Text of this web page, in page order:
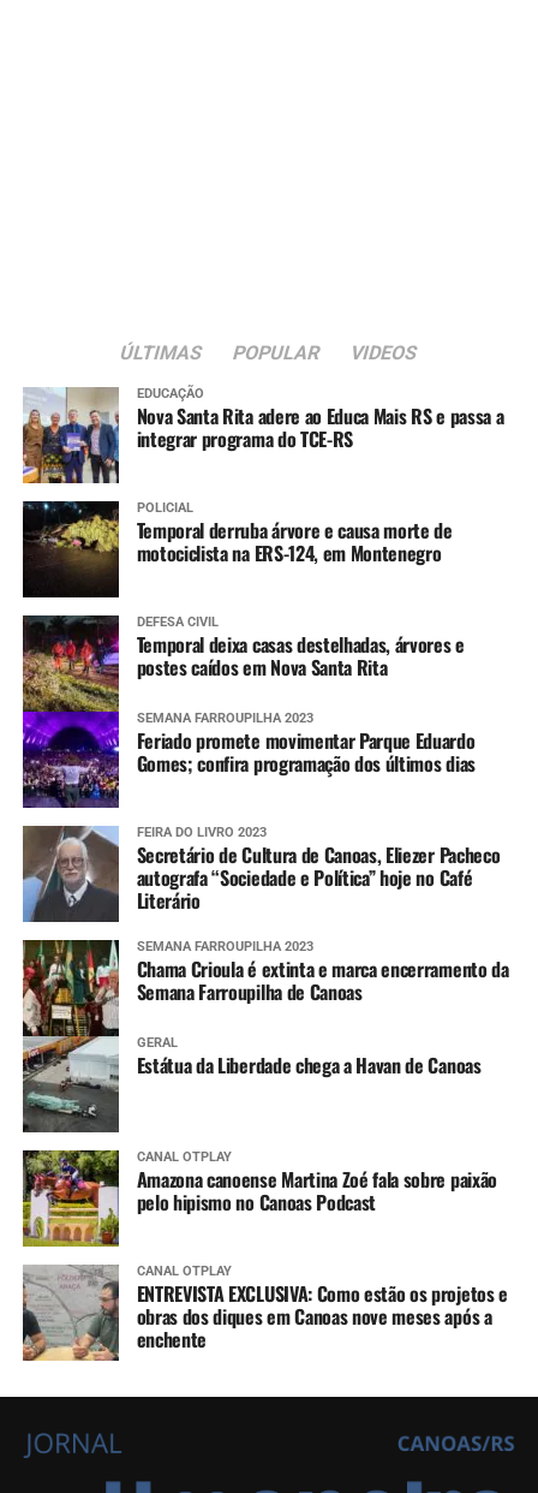
ÚLTIMAS POPULAR VIDEOS
EDUCAÇÃO
Nova Santa Rita adere ao Educa Mais RS e passa a
integrar programa do TCE-RS
POLICIAL
Temporal derruba árvore e causa morte de
motociclista na ERS-124, em Montenegro
DEFESA CIVIL
Temporal deixa casas destelhadas, árvores e
postes caídos em Nova Santa Rita
SEMANA FARROUPILHA 2023
Feriado promete movimentar Parque Eduardo
Gomes; confira programação dos últimos dias
FEIRA DO LIVRO 2023
Secretário de Cultura de Canoas, Eliezer Pacheco
autografa “Sociedade e Política” hoje no Café
Literário
SEMANA FARROUPILHA 2023
Chama Crioula é extinta e marca encerramento da
Semana Farroupilha de Canoas
GERAL
Estátua da Liberdade chega a Havan de Canoas
CANAL OTPLAY
Amazona canoense Martina Zoé fala sobre paixão
pelo hipismo no Canoas Podcast
CANAL OTPLAY
ENTREVISTA EXCLUSIVA: Como estão os projetos e
obras dos diques em Canoas nove meses após a
enchente